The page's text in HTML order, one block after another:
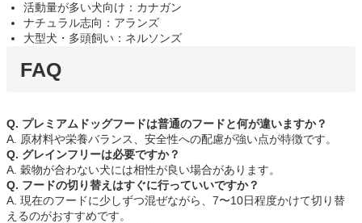
活動量が多い犬向け：カナガン
ナチュラル志向：アランズ
大型犬・多頭飼い：ネルソンズ
FAQ
Q. プレミアムドッグフードは普通のフードと何が違いますか？
A. 原材料や栄養バランス、安全性への配慮が強い点が特徴です。
Q. グレインフリーは必要ですか？
A. 穀物が合わない犬には相性が良い場合があります。
Q. フードの切り替えはすぐに行っていいですか？
A. 現在のフードに少しずつ混ぜながら、7〜10日程度かけて切り替
えるのがおすすめです。